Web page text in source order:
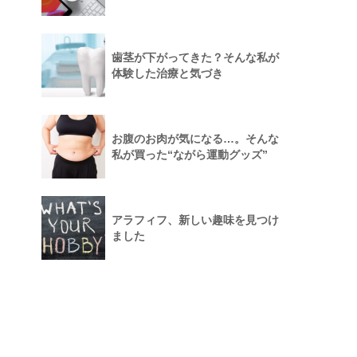
歯茎が下がってきた？そんな私が
体験した治療と気づき
お腹のお肉が気になる…。そんな
私が買った“ながら運動グッズ”
アラフィフ、新しい趣味を見つけ
ました